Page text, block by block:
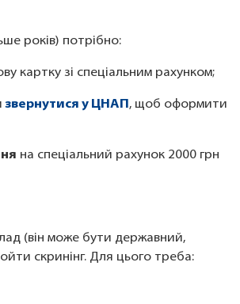
років) потрібно:
картку зі спеціальним рахунком;
звернутися у ЦНАП, щоб оформити
на спеціальний рахунок 2000 грн
(він може бути державний,
скринінг. Для цього треба: